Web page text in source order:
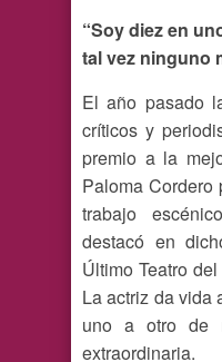
“Soy diez en
tal vez ninguno
El año pasado
críticos y
premio a la
Paloma Cordero
trabajo
destacó en
Último Teatro
La actriz da vida
uno a otro de
extraordinaria.